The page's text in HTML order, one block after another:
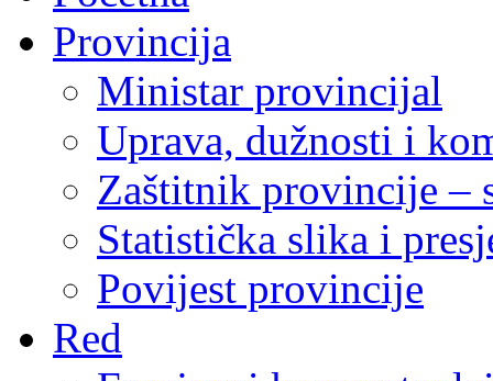
Provincija
Ministar provincijal
Uprava, dužnosti i
Zaštitnik provincije –
Statistička slika i
Povijest provincije
Red